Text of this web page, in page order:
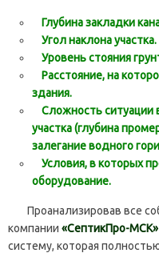
Глубина закладки
Угол наклона участка.
Уровень стояния
Расстояние, на
здания.
Сложность ситуации
участка (глубина
залегание водного
Условия, в которых
оборудование.
Проанализировав все
компании «СептикПро-МСК»
систему, которая